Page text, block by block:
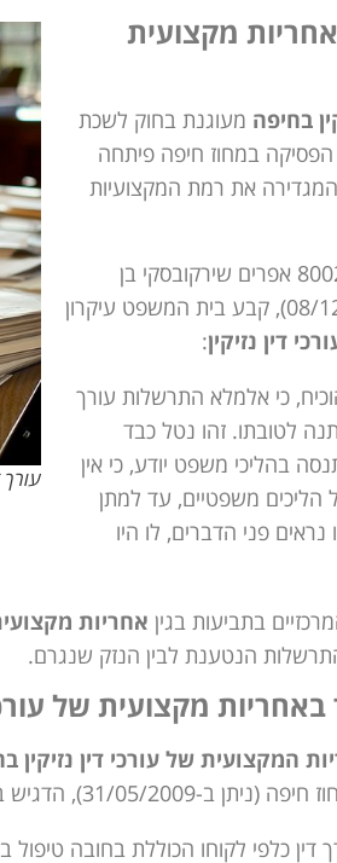
עורך
מקצועית
בחיפה מעוגנת בחוק לשכת
הפסיקה במחוז חיפה פיתחה
את רמת המקצועיות
בפסק דין מנחה בתיק תא (חיפה) 8002/06 אפרים שירקובסקי בן
יהושוע נגד עודד הכהן (ניתן ב-08/12/2011), קבע בית המשפט עיקרון
דין נזיקין:
כי אלמלא התרשלות עורך
לטובתו. זהו נטל כבד
בהליכי משפט יודע, כי אין
הליכים משפטיים, עד למתן
נראים פני הדברים, לו היו
בתביעות בגין אחריות
הנטענת לבין הנזק שנגרם.
מקצועית של
המקצועית של עורכי דין נזיקין
2009), הדגיש בית המשפט:
כלפי לקוחו הכוללת בחובה טיפול